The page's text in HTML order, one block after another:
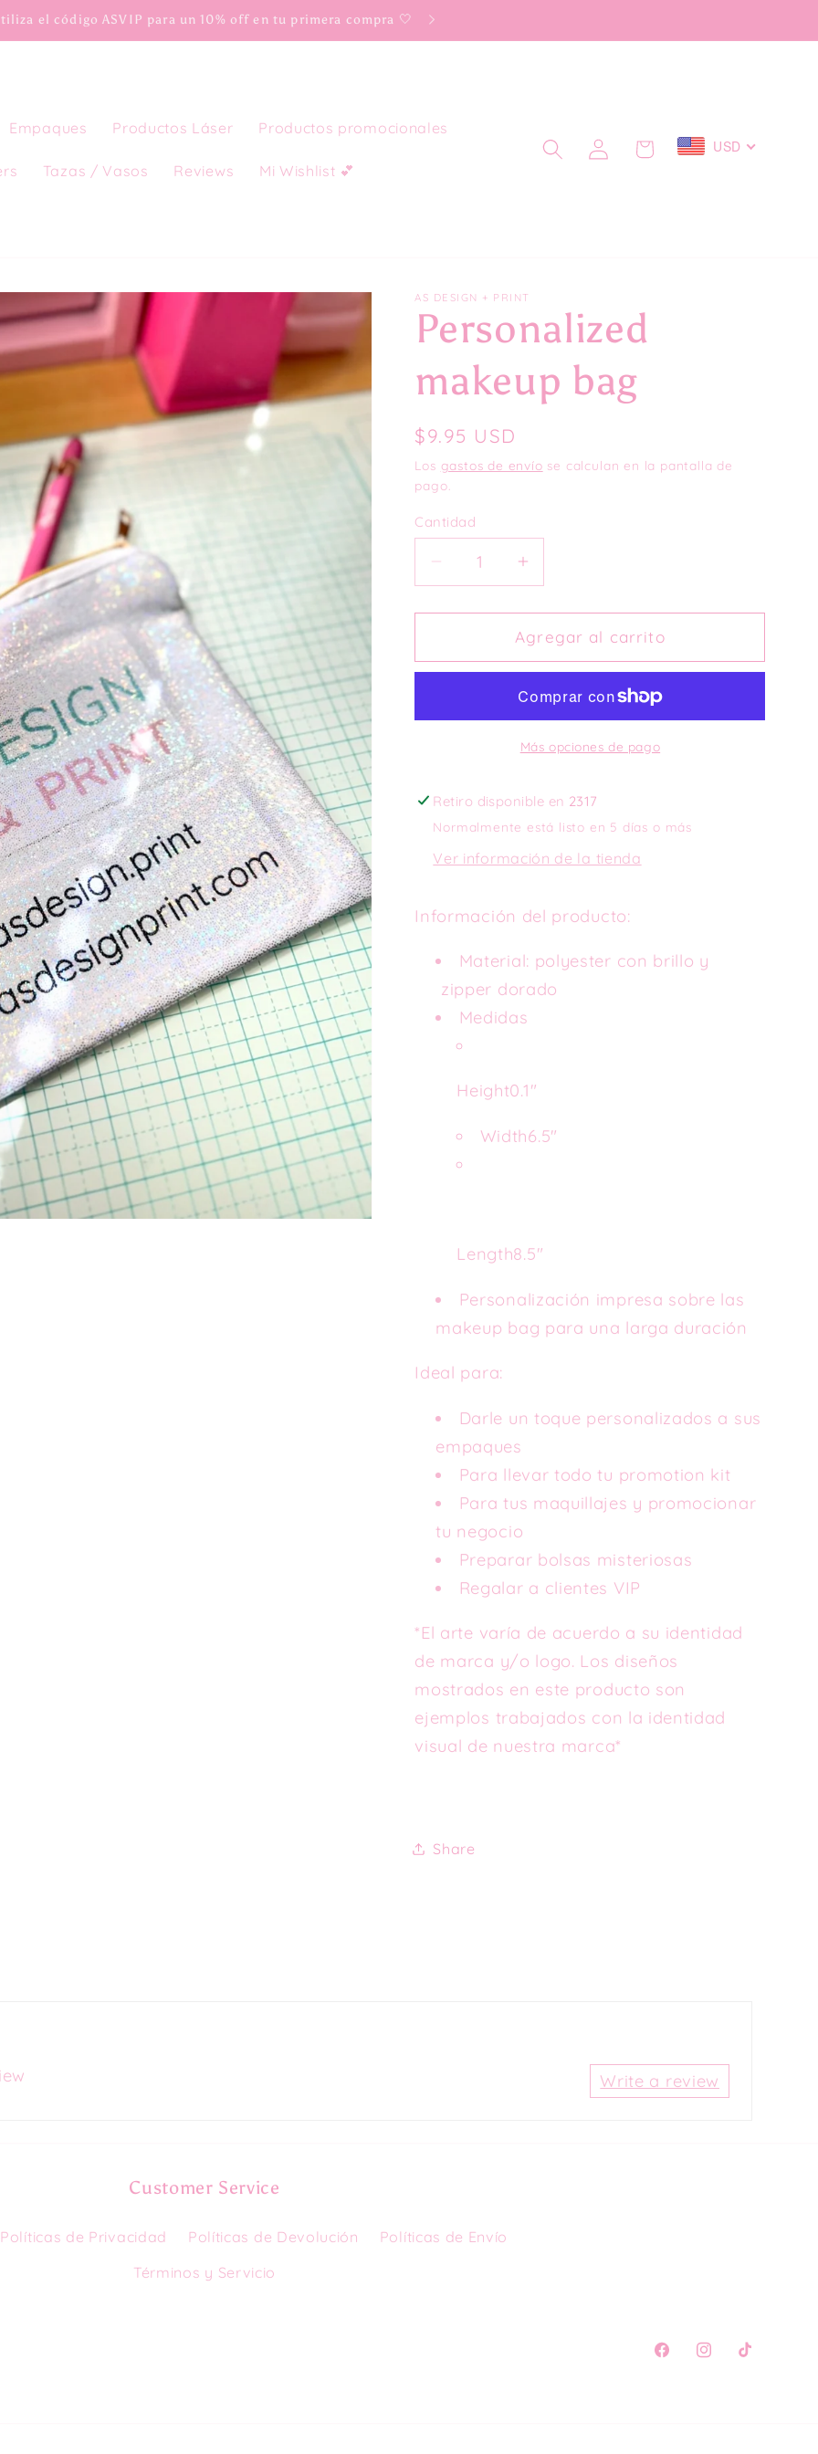
el código ASVIP para un 10% off en tu primera compra 🤍
Empaques Productos Láser Productos promocionales
Tazas / Vasos Reviews Mi Wishlist 💕
Iniciar
sesión
Carrito USD
AS DESIGN + PRINT
Personalized
makeup bag
Precio
habitual
$9.95 USD
Los gastos de envío se calculan en la pantalla de
pago.
Cantidad
Reducir
cantidad
para
Personalized
makeup
Aumentar
cantidad
para
Personalized
makeup
Agregar al carrito
Más opciones de pago
Retiro disponible en 2317
Normalmente está listo en 5 días o más
Ver información de la tienda
Información del producto:
Material: polyester con brillo y
zipper dorado
Medidas
Height0.1"
Width6.5"
Length8.5"
Personalización impresa sobre las
makeup bag para una larga duración
Ideal para:
Darle un toque personalizados a sus
empaques
Para llevar todo tu promotion kit
Para tus maquillajes y promocionar
tu negocio
Preparar bolsas misteriosas
Regalar a clientes VIP
*El arte varía de acuerdo a su identidad
de marca y/o logo. Los diseños
mostrados en este producto son
ejemplos trabajados con la identidad
visual de nuestra marca*
Share
Write a review
Customer Service
Políticas de Privacidad Políticas de Devolución
Políticas de Envío
Términos y Servicio
FacebookInstagram
TikTok